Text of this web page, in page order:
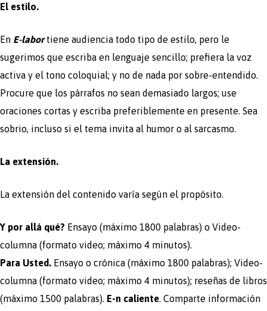
El estilo.
En E-labor tiene audiencia todo tipo de estilo, pero le
sugerimos que escriba en lenguaje sencillo; prefiera la voz
activa y el tono coloquial; y no de nada por sobre-entendido.
Procure que los párrafos no sean demasiado largos; use
oraciones cortas y escriba preferiblemente en presente. Sea
sobrio, incluso si el tema invita al humor o al sarcasmo.
La extensión.
La extensión del contenido varía según el propósito.
Y por allá qué? Ensayo (máximo 1800 palabras) o Video-
columna (formato video; máximo 4 minutos).
Para Usted. Ensayo o crónica (máximo 1800 palabras); Video-
columna (formato video; máximo 4 minutos); reseñas de libros
(máximo 1500 palabras). E-n caliente. Comparte información